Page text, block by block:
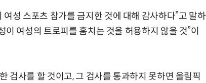
성 스포츠 참가를 금지한 것에 대해 감사하다”고 말하
여성의 트로피를 훔치는 것을 허용하지 않을 것”이
검사를 할 것이고, 그 검사를 통과하지 못하면 올림픽